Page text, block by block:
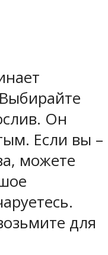
Он
Если вы –
можете
для